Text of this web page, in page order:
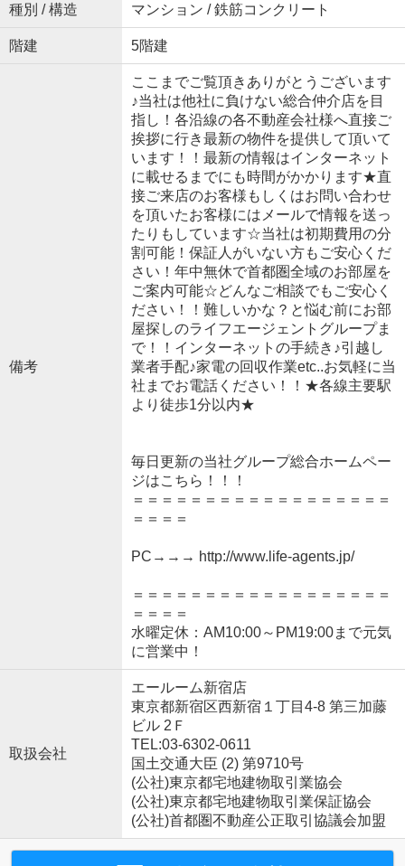
種別 / 構造 マンション / 鉄筋コンクリート
階建 5階建
備考
ここまでご覧頂きありがとうございます
♪当社は他社に負けない総合仲介店を目
指し！各沿線の各不動産会社様へ直接ご
挨拶に行き最新の物件を提供して頂いて
います！！最新の情報はインターネット
に載せるまでにも時間がかかります★直
接ご来店のお客様もしくはお問い合わせ
を頂いたお客様にはメールで情報を送っ
たりもしています☆当社は初期費用の分
割可能！保証人がいない方もご安心くだ
さい！年中無休で首都圏全域のお部屋を
ご案内可能☆どんなご相談でもご安心く
ださい！！難しいかな？と悩む前にお部
屋探しのライフエージェントグループま
で！！インターネットの手続き♪引越し
業者手配♪家電の回収作業etc..お気軽に当
社までお電話ください！！★各線主要駅
より徒歩1分以内★
毎日更新の当社グループ総合ホームペー
ジはこちら！！！
＝＝＝＝＝＝＝＝＝＝＝＝＝＝＝＝＝＝
＝＝＝＝
PC→→→ http://www.life-agents.jp/
＝＝＝＝＝＝＝＝＝＝＝＝＝＝＝＝＝＝
＝＝＝＝
水曜定休：AM10:00～PM19:00まで元気
に営業中！
取扱会社
エールーム新宿店
東京都新宿区西新宿１丁目4-8 第三加藤
ビル 2Ｆ
TEL:03-6302-0611
国土交通大臣 (2) 第9710号
(公社)東京都宅地建物取引業協会
(公社)東京都宅地建物取引業保証協会
(公社)首都圏不動産公正取引協議会加盟